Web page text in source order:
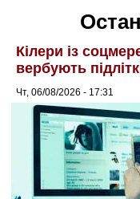
Кілери із
вербують
Чт, 06/08/2026 - 17:31